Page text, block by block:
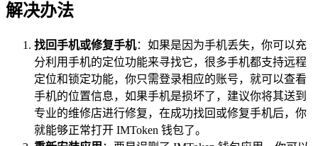
解决办法
找回手机或修复手机：如果是因为手机丢失，你可以充
分利用手机的定位功能来寻找它，很多手机都支持远程
定位和锁定功能，你只需登录相应的账号，就可以查看
手机的位置信息，如果手机是损坏了，建议你将其送到
专业的维修店进行修复，在成功找回或修复手机后，你
就能够正常打开 IMToken 钱包了。